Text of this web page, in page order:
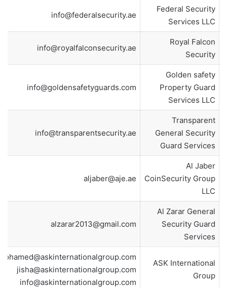
Federal Security
Services LLC
info@federalsecurity.ae
Royal Falcon
Security
info@royalfalconsecurity.ae
Golden safety
Property Guard
Services LLC
info@goldensafetyguards.com
Transparent
General Security
Guard Services
info@transparentsecurity.ae
Al Jaber
CoinSecurity Group
LLC
aljaber@aje.ae
Al Zarar General
Security Guard
Services
alzarar2013@gmail.com
ASK International
Group
jisha@askinternationalgroup.com
info@askinternationalgroup.com